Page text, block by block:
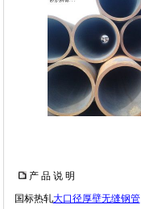
产 品 说 明
国标热轧大口径厚壁无缝钢管